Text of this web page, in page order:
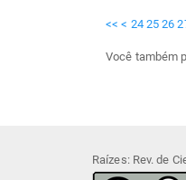
<< < 24 25 26
Você também
Raízes: Rev. de